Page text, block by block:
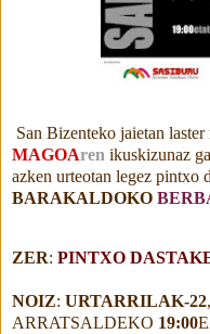
San Bizenteko jaietan
MAGOAren ikuskizunaz
azken urteotan legez pintxo
BARAKALDOKO
ZER: PINTXO
NOIZ: URTARRILAK-22,
ARRATSALDEKO 19:00